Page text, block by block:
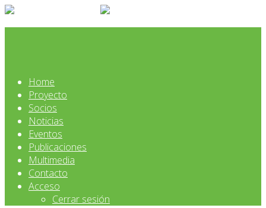
Home
Proyecto
Socios
Noticias
Eventos
Publicaciones
Multimedia
Contacto
Acceso
Cerrar sesión